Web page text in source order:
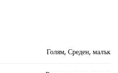
Голям, Среден, малък